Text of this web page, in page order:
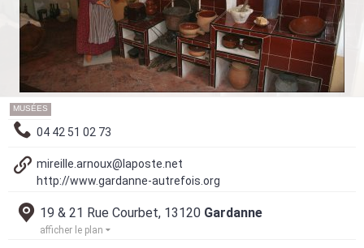
MUSÉES
04 42 51 02 73
mireille.arnoux@laposte.net
http://www.gardanne-autrefois.org
19 & 21 Rue Courbet, 13120 Gardanne
afficher le plan